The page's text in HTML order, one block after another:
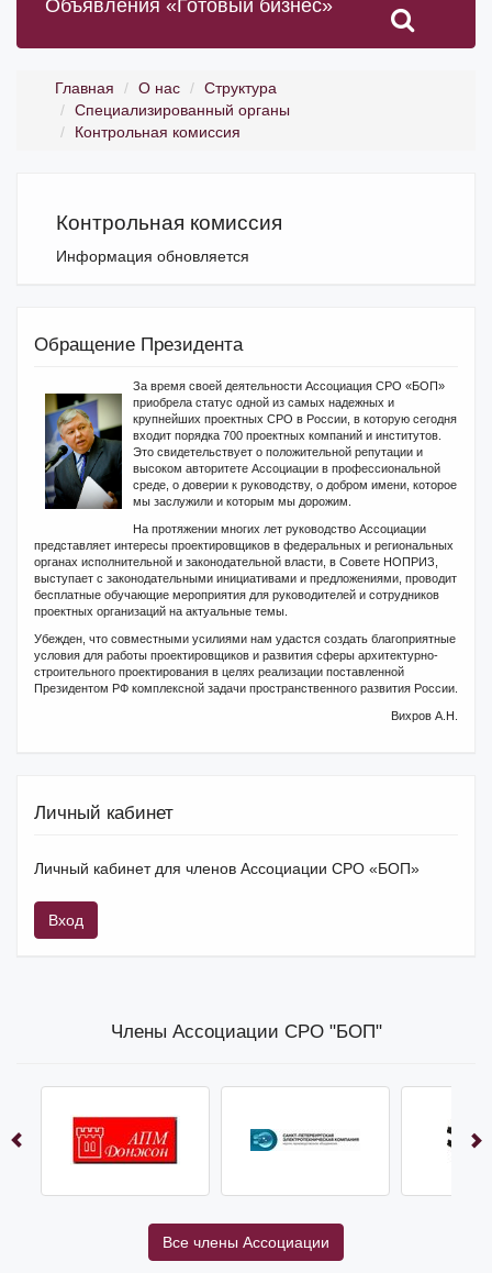
Объявления «Готовый бизнес»
Главная О нас
Структура
Специализированный органы
Контрольная комиссия
Контрольная комиссия
Информация обновляется
Обращение Президента
За время своей деятельности Ассоциация СРО «БОП»
приобрела статус одной из самых надежных и
крупнейших проектных СРО в России, в которую сегодня
входит порядка 700 проектных компаний и институтов.
Это свидетельствует о положительной репутации и
высоком авторитете Ассоциации в профессиональной
среде, о доверии к руководству, о добром имени, которое
мы заслужили и которым мы дорожим.
На протяжении многих лет руководство Ассоциации
представляет интересы проектировщиков в федеральных и региональных
органах исполнительной и законодательной власти, в Совете НОПРИЗ,
выступает с законодательными инициативами и предложениями, проводит
бесплатные обучающие мероприятия для руководителей и сотрудников
проектных организаций на актуальные темы.
Убежден, что совместными усилиями нам удастся создать благоприятные
условия для работы проектировщиков и развития сферы архитектурно-
строительного проектирования в целях реализации поставленной
Президентом РФ комплексной задачи пространственного развития России.
Вихров А.Н.
Личный кабинет
Личный кабинет для членов Ассоциации СРО «БОП»
Вход
Члены Ассоциации СРО "БОП"
Все члены Ассоциации